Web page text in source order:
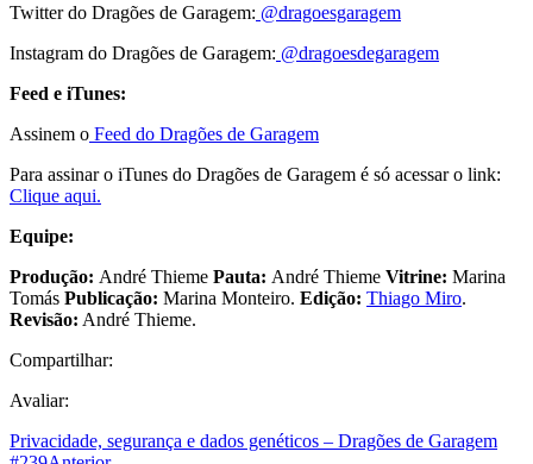
Twitter do Dragões de Garagem: @dragoesgaragem
Instagram do Dragões de Garagem: @dragoesdegaragem
Feed e iTunes:
Assinem o Feed do Dragões de Garagem
Para assinar o iTunes do Dragões de Garagem é só acessar o link:
Clique aqui.
Equipe:
Produção: André Thieme Pauta: André Thieme Vitrine: Marina
Tomás Publicação: Marina Monteiro. Edição: Thiago Miro.
Revisão: André Thieme.
Compartilhar:
Avaliar:
Privacidade, segurança e dados genéticos – Dragões de Garagem